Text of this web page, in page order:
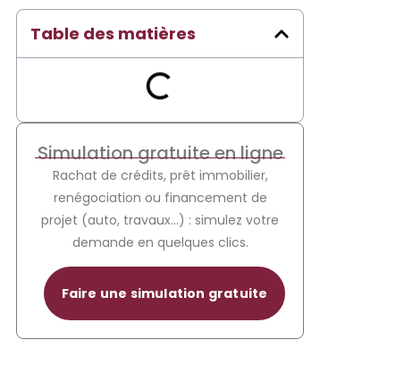
Table des matières
Simulation gratuite en ligne
Rachat de crédits, prêt immobilier,
renégociation ou financement de
projet (auto, travaux…) : simulez votre
demande en quelques clics.
Faire une simulation gratuite